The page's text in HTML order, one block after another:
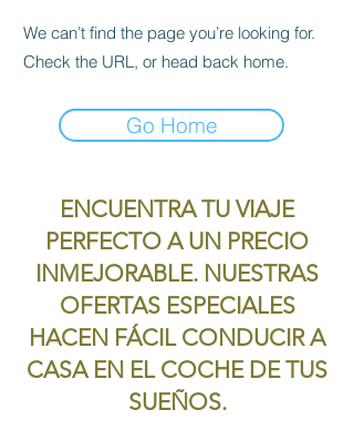
We can’t find the page you’re looking for.
Check the URL, or head back home.
Go Home
ENCUENTRA TU VIAJE
PERFECTO A UN PRECIO
INMEJORABLE. NUESTRAS
OFERTAS ESPECIALES
HACEN FÁCIL CONDUCIR A
CASA EN EL COCHE DE TUS
SUEÑOS.